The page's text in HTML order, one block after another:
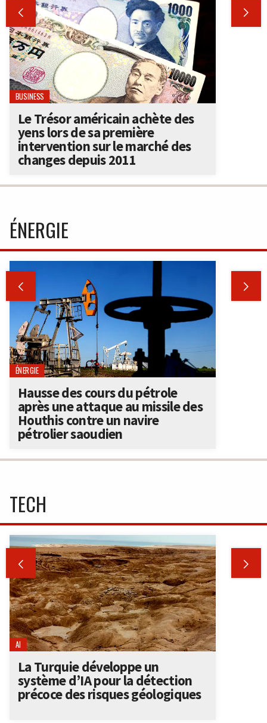
 
BUSINESS
Le Trésor américain achète des
yens lors de sa première
intervention sur le marché des
changes depuis 2011
ÉNERGIE
 
ÉNERGIE
Hausse des cours du pétrole
après une attaque au missile des
Houthis contre un navire
pétrolier saoudien
TECH
 
AI
La Turquie développe un
système d’IA pour la détection
précoce des risques géologiques